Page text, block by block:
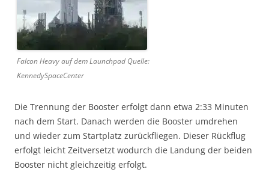
Falcon Heavy auf dem Launchpad Quelle:
KennedySpaceCenter
Die Trennung der Booster erfolgt dann etwa 2:33 Minuten
nach dem Start. Danach werden die Booster umdrehen
und wieder zum Startplatz zurückfliegen. Dieser Rückflug
erfolgt leicht Zeitversetzt wodurch die Landung der beiden
Booster nicht gleichzeitig erfolgt.